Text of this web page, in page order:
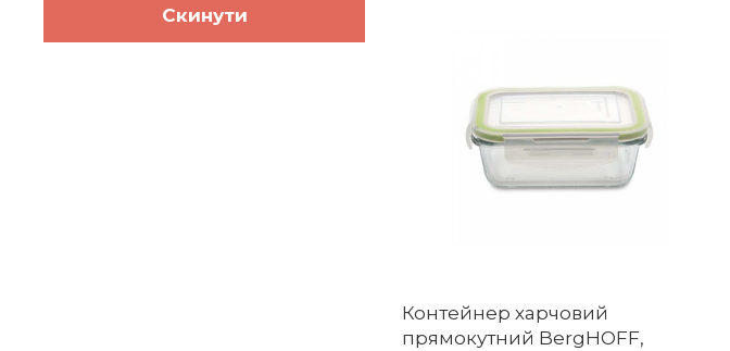
Скинути
Контейнер харчовий
прямокутний BergHOFF,